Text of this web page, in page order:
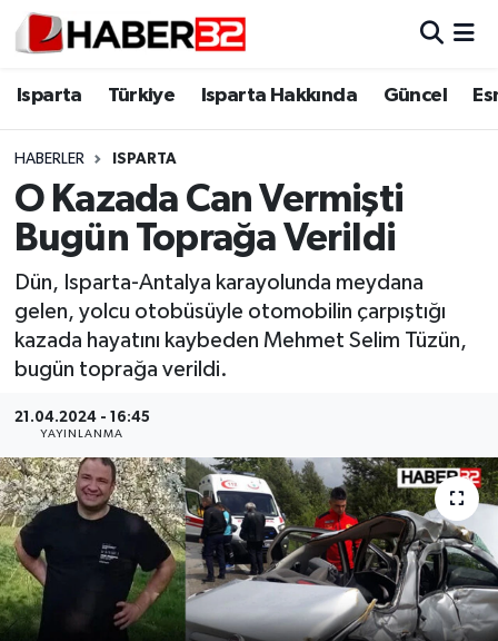
Isparta Türkiye Isparta Hakkında Güncel
HABERLER ISPARTA
O Kazada Can Vermişti
Bugün Toprağa Verildi
Dün, Isparta-Antalya karayolunda meydana
gelen, yolcu otobüsüyle otomobilin çarpıştığı
kazada hayatını kaybeden Mehmet Selim Tüzün,
bugün toprağa verildi.
21.04.2024 - 16:45
YAYINLANMA
Isparta
Esnaf Diyor ki;
ASAYİŞ
BİLİM VE TEKNOLOJİ
EĞİTİM
GENEL
Güncel
HABERDE İNSAN
Isparta Nöbetçi Eczaneler
Isparta Trafik Yoğunluk Haritası
Süper Lig Puan Durumu ve Fikstür
Tüm Manşetler
Son Dakika Haberleri
Haber Arşivi